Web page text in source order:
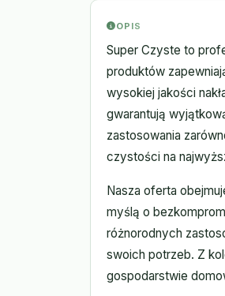
OPIS
Super Czyste to
produktów
wysokiej jakości
gwarantują
zastosowania
czystości na
Nasza oferta
myślą o
różnorodnych
swoich potrzeb. Z
gospodarstwie